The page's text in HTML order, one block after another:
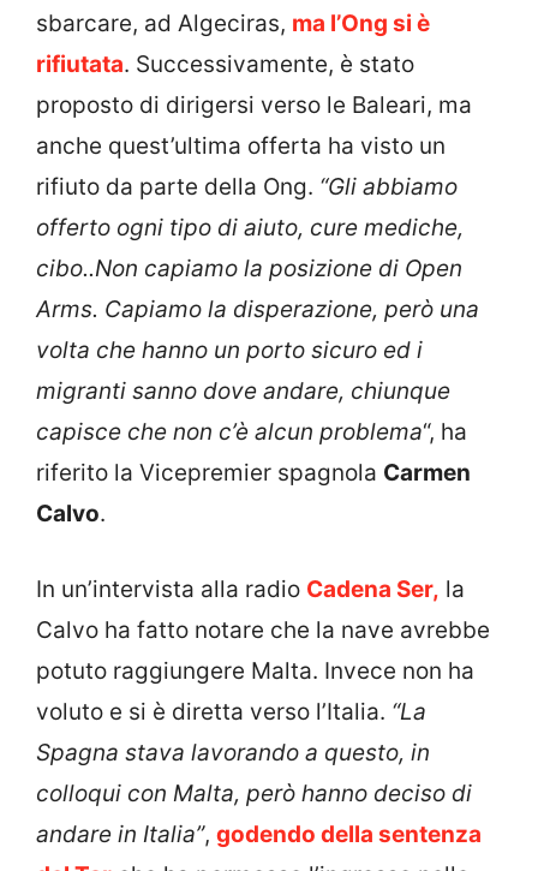
sbarcare, ad Algeciras, ma l’Ong si è
rifiutata. Successivamente, è stato
proposto di dirigersi verso le Baleari, ma
anche quest’ultima offerta ha visto un
rifiuto da parte della Ong. “Gli abbiamo
offerto ogni tipo di aiuto, cure mediche,
cibo..Non capiamo la posizione di Open
Arms. Capiamo la disperazione, però una
volta che hanno un porto sicuro ed i
migranti sanno dove andare, chiunque
capisce che non c’è alcun problema“, ha
riferito la Vicepremier spagnola Carmen
Calvo.
In un’intervista alla radio Cadena Ser, la
Calvo ha fatto notare che la nave avrebbe
potuto raggiungere Malta. Invece non ha
voluto e si è diretta verso l’Italia. “La
Spagna stava lavorando a questo, in
colloqui con Malta, però hanno deciso di
andare in Italia”, godendo della sentenza